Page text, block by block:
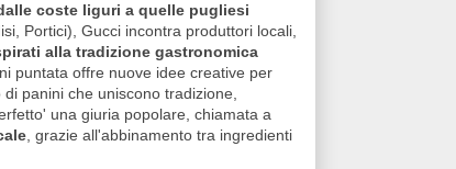
coste liguri a quelle pugliesi
Portici), Gucci incontra produttori locali,
alla tradizione gastronomica
puntata offre nuove idee creative per
di panini che uniscono tradizione,
una giuria popolare, chiamata a
, grazie all'abbinamento tra ingredienti